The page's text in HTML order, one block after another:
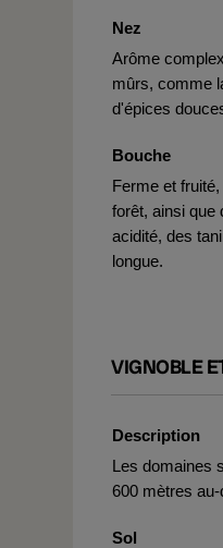
Nez
Arôme
mûrs, comme
d'épices
Bouche
Ferme et
forêt, ainsi que
acidité, des
longue.
VIGNOBLE
Description
Les domaines
600 mètres
Sol